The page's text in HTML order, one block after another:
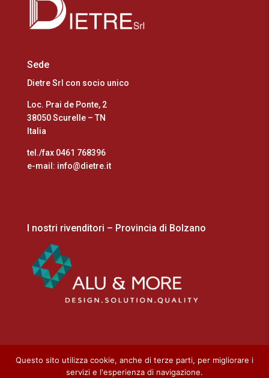
Sede
Dietre Srl con socio unico
Loc. Prai de Ponte, 2
38050 Scurelle – TN
Italia
tel./fax 0461 768396
e-mail: info@dietre.it
I nostri rivenditori – Provincia di Bolzano
Questo sito utilizza cookie, anche di terze parti, per migliorare i
servizi e l'esperienza di navigazione.